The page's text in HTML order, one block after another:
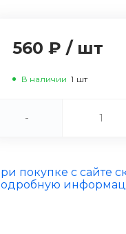
560 ₽ / шт
В наличии 1 шт
-
покупке с сайте